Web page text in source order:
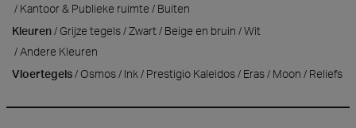
Kantoor & Publieke ruimte
Buiten
Kleuren
Grijze tegels Zwart Beige en bruin
Wit
Andere Kleuren
Vloertegels
Osmos Ink Prestigio Kaleidos Eras Moon Reliefs